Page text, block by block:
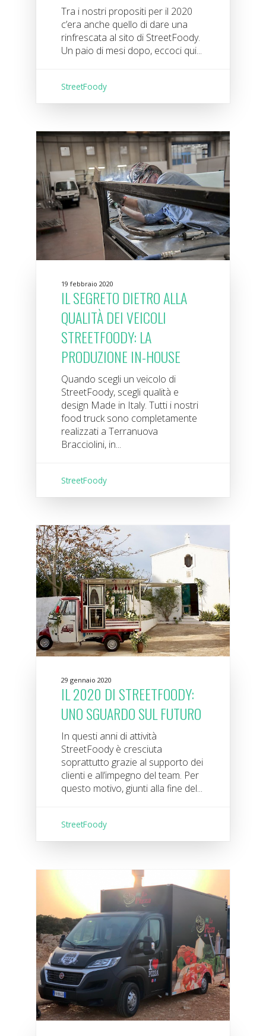
Tra i nostri propositi per il 2020
c’era anche quello di dare una
rinfrescata al sito di StreetFoody.
Un paio di mesi dopo, eccoci qui...
StreetFoody
19 febbraio 2020
IL SEGRETO DIETRO ALLA
QUALITÀ DEI VEICOLI
STREETFOODY: LA
PRODUZIONE IN-HOUSE
Quando scegli un veicolo di
StreetFoody, scegli qualità e
design Made in Italy. Tutti i nostri
food truck sono completamente
realizzati a Terranuova
Bracciolini, in...
StreetFoody
29 gennaio 2020
IL 2020 DI STREETFOODY:
UNO SGUARDO SUL FUTURO
In questi anni di attività
StreetFoody è cresciuta
soprattutto grazie al supporto dei
clienti e all’impegno del team. Per
questo motivo, giunti alla fine del...
StreetFoody